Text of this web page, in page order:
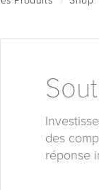
des
réponse